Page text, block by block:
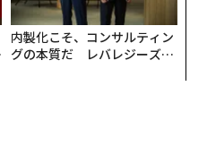
内製化こそ、コンサルティン
グの本質だ レバレジーズが